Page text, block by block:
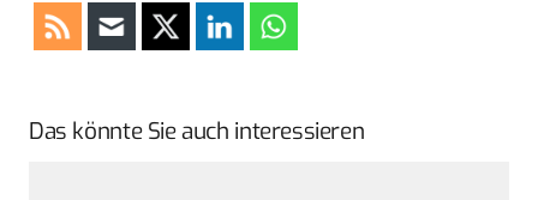
Das könnte Sie auch interessieren